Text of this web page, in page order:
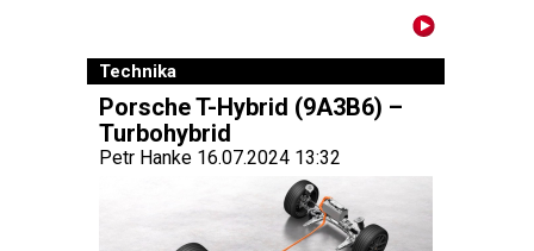
Technika
Porsche T-Hybrid (9A3B6) –
Turbohybrid
Petr Hanke 16.07.2024 13:32